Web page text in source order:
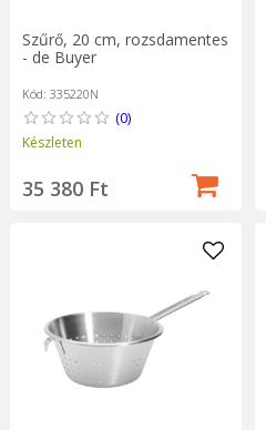
Szűrő, 20 cm, rozsdamentes
- de Buyer
Kód: 335220N
(0)
Készleten
35 380 Ft